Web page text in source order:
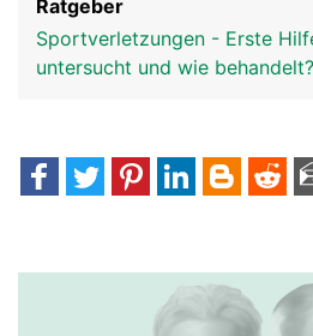
Ratgeber
Sportverletzungen - Erste
untersucht und wie behandelt?